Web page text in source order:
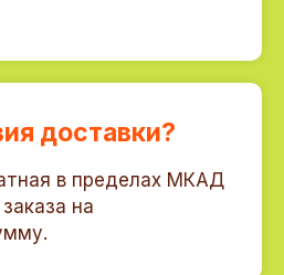
доставки?
в пределах МКАД
на